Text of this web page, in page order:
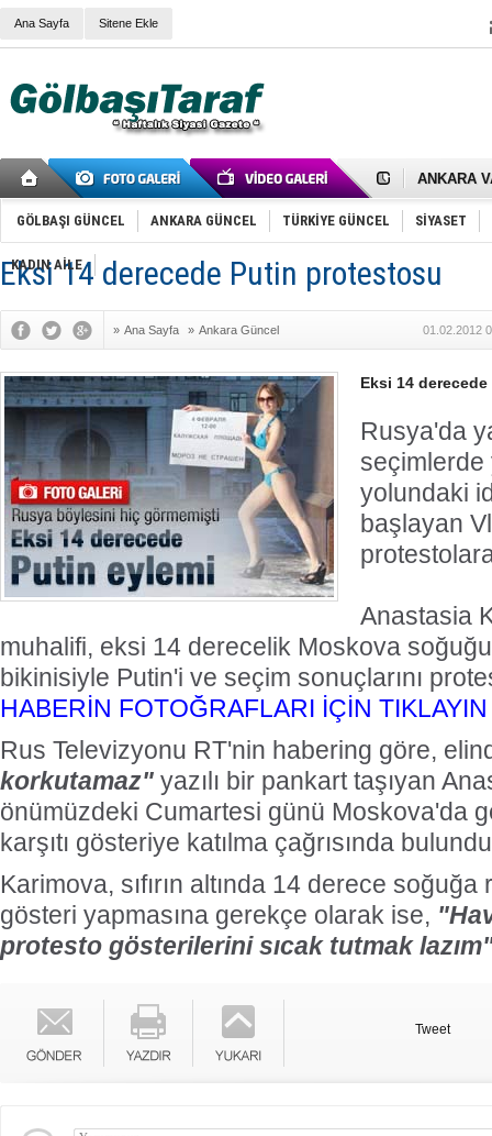
Ana Sayfa Sitene Ekle
Cemal
Samet
FAİZ
SÖZ
Mikail
İNCEK
GÖLBAŞI GÜNCEL ANKARA GÜNCEL TÜRKİYE GÜNCEL SİYASET
KADIN AİLE
Eksi 14 derecede Putin protestosu
» Ana Sayfa » Ankara Güncel 01.02.2012
Eksi 14
Rusya'da
seçimlerde
yolundaki
başlayan
Anastasia
muhalifi, eksi 14 derecelik Moskova
bikinisiyle Putin'i ve seçim sonuçlarını
HABERİN FOTOĞRAFLARI İÇİN TIKLAYIN
Rus Televizyonu RT'nin habering göre,
korkutamaz" yazılı bir pankart taşıyan
önümüzdeki Cumartesi günü Moskova'da
karşıtı gösteriye katılma çağrısında
Karimova, sıfırın altında 14 derece
gösteri yapmasına gerekçe olarak ise,
protesto gösterilerini sıcak tutmak
Tweet